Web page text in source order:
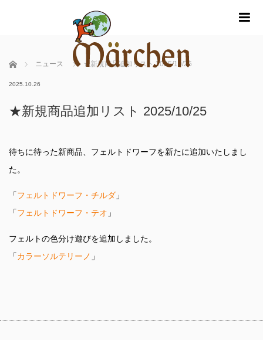
ホーム ニュース ★新規商品追加リスト 2025/10/25
2025.10.26
★新規商品追加リスト 2025/10/25
待ちに待った新商品、フェルトドワーフを新たに追加いたしまし
た。
「フェルトドワーフ・チルダ 」
「フェルトドワーフ・テオ 」
フェルトの色分け遊びを追加しました。
「カラーソルテリーノ 」